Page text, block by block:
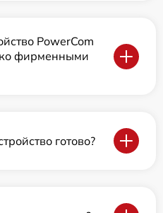
PowerCom
фирменными
готово?